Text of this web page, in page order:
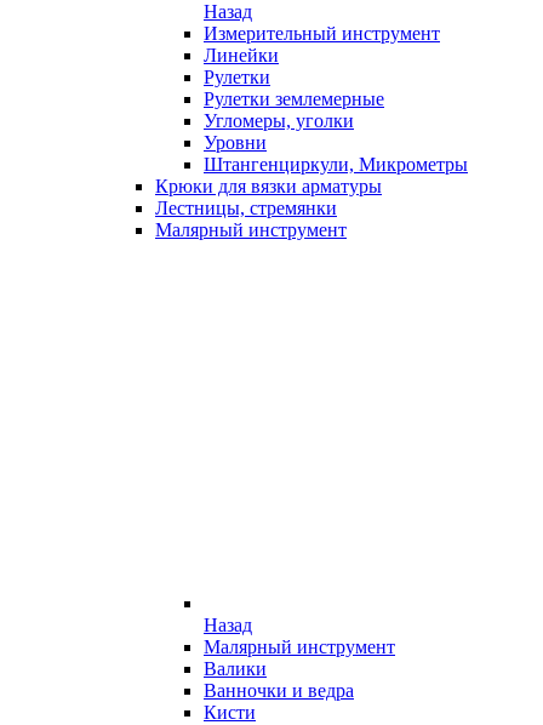
Назад
Измерительный инструмент
Линейки
Рулетки
Рулетки землемерные
Угломеры, уголки
Уровни
Штангенциркули, Микрометры
Крюки для вязки арматуры
Лестницы, стремянки
Малярный инструмент
Назад
Малярный инструмент
Валики
Ванночки и ведра
Кисти